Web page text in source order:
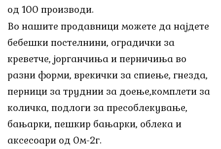
од 100 производи.
Во нашите продавници можете да најдете
бебешки постелнини, оградички за
креветче, јорганчиња и перничиња во
разни форми, врекички за спиење, гнезда,
перници за труднии за доење,комплети за
количка, подлоги за пресоблекување,
бањарки, пешкир бањарки, облека и
аксесоари од 0м-2г.